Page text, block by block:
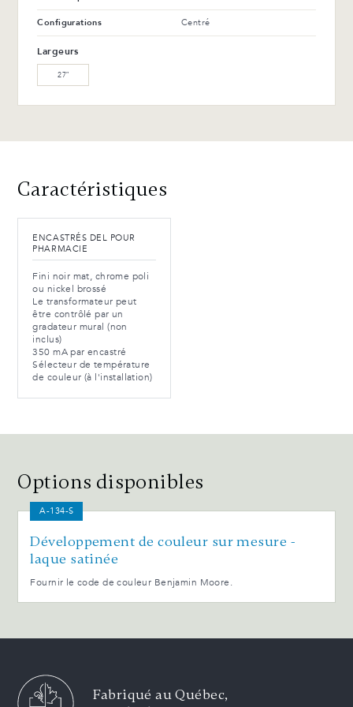
Configurations Centré
Largeurs
27″
Caractéristiques
ENCASTRÉS DEL POUR
PHARMACIE
Fini noir mat, chrome poli
ou nickel brossé
Le transformateur peut
être contrôlé par un
gradateur mural (non
inclus)
350 mA par encastré
Sélecteur de température
de couleur (à l'installation)
Options disponibles
A-134-S
Développement de couleur sur mesure -
laque satinée
Fournir le code de couleur Benjamin Moore.
Fabriqué au Québec,